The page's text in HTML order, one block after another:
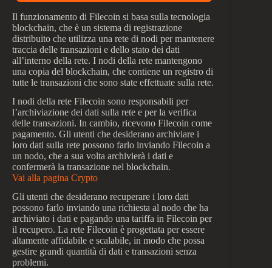
Il funzionamento di Filecoin si basa sulla tecnologia
blockchain, che è un sistema di registrazione
distribuito che utilizza una rete di nodi per mantenere
traccia delle transazioni e dello stato dei dati
all’interno della rete. I nodi della rete mantengono
una copia del blockchain, che contiene un registro di
tutte le transazioni che sono state effettuate sulla rete.
I nodi della rete Filecoin sono responsabili per
l’archiviazione dei dati sulla rete e per la verifica
delle transazioni. In cambio, ricevono Filecoin come
pagamento. Gli utenti che desiderano archiviare i
loro dati sulla rete possono farlo inviando Filecoin a
un nodo, che a sua volta archivierà i dati e
confermerà la transazione nel blockchain.
Vai alla pagina Crypto
Gli utenti che desiderano recuperare i loro dati
possono farlo inviando una richiesta al nodo che ha
archiviato i dati e pagando una tariffa in Filecoin per
il recupero. La rete Filecoin è progettata per essere
altamente affidabile e scalabile, in modo che possa
gestire grandi quantità di dati e transazioni senza
problemi.